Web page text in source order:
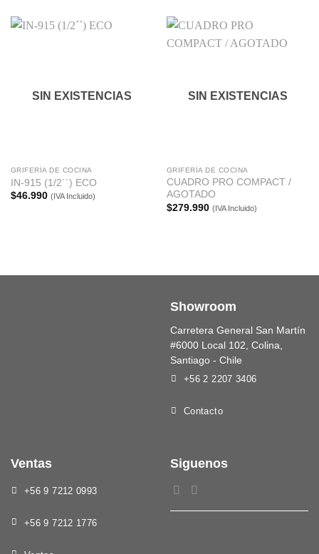
SIN EXISTENCIAS
GRIFERÍA DE COCINA
IN-915 (1/2´´) ECO
$46.990 (IVA Incluido)
SIN EXISTENCIAS
GRIFERÍA DE COCINA
CUADRO PRO COMPACT /
AGOTADO
$279.990 (IVA Incluido)
Showroom
Carretera General San Martín
#6000 Local 102, Colina,
Santiago - Chile
+56 2 2207 3406
Contacto
Ventas
+56 9 7212 0993
+56 9 7212 1776
Siguenos